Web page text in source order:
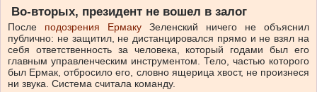
Во-вторых, президент не вошел в залог
После подозрения Ермаку Зеленский ничего не объяснил
публично: не защитил, не дистанцировался прямо и не взял на
себя ответственность за человека, который годами был его
главным управленческим инструментом. Тело, частью которого
был Ермак, отбросило его, словно ящерица хвост, не произнеся
ни звука. Система считала команду.